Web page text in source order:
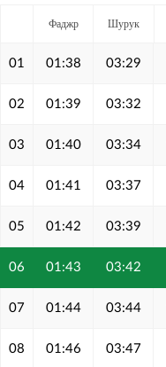
Фаджр Шурук
01 01:38 03:29
02 01:39 03:32
03 01:40 03:34
04 01:41 03:37
05 01:42 03:39
06 01:43 03:42
07 01:44 03:44
08 01:46 03:47